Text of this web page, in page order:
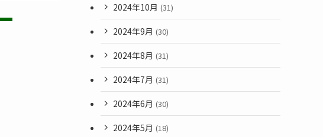
2024年10月 (31)
2024年9月 (30)
2024年8月 (31)
2024年7月 (31)
2024年6月 (30)
2024年5月 (18)